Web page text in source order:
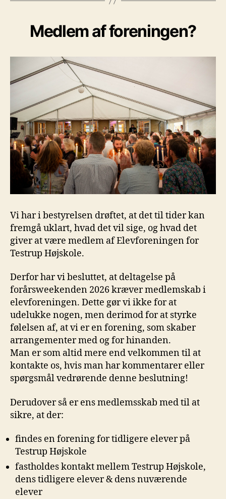
Medlem af foreningen?
Vi har i bestyrelsen drøftet, at det til tider kan
fremgå uklart, hvad det vil sige, og hvad det
giver at være medlem af Elevforeningen for
Testrup Højskole.
Derfor har vi besluttet, at deltagelse på
forårsweekenden 2026 kræver medlemskab i
elevforeningen. Dette gør vi ikke for at
udelukke nogen, men derimod for at styrke
følelsen af, at vi er en forening, som skaber
arrangementer med og for hinanden.
Man er som altid mere end velkommen til at
kontakte os, hvis man har kommentarer eller
spørgsmål vedrørende denne beslutning!
Derudover så er ens medlemsskab med til at
sikre, at der:
findes en forening for tidligere elever på
Testrup Højskole
fastholdes kontakt mellem Testrup Højskole,
dens tidligere elever & dens nuværende
elever